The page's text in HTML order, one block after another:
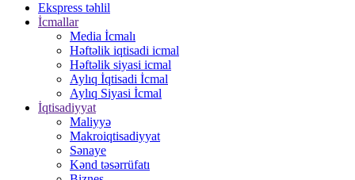
Ekspress təhlil
İcmallar
Media İcmalı
Həftəlik iqtisadi icmal
Həftəlik siyasi icmal
Aylıq İqtisadi İcmal
Aylıq Siyasi İcmal
İqtisadiyyat
Maliyyə
Makroiqtisadiyyat
Sənaye
Kənd təsərrüfatı